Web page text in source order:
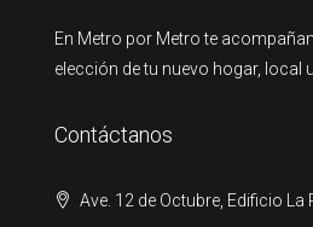
En Metro por Metro te
elección de tu nuevo hogar, local
Contáctanos
Ave. 12 de Octubre, Edificio La